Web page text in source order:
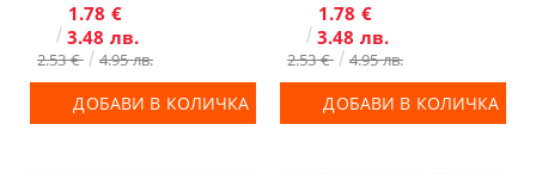
1.78 €
3.48 лв.
2.53 € 4.95 лв.
ДОБАВИ В КОЛИЧКА
1.78 €
3.48 лв.
2.53 € 4.95 лв.
ДОБАВИ В КОЛИЧКА